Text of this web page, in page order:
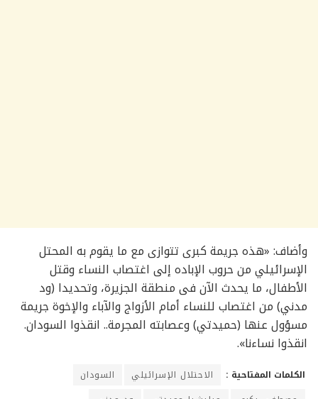
وأضاف: «هذه جريمة كبرى تتوازى مع ما يقوم به المحتل
الإسرائيلي من حروب الإباده إلى اغتصاب النساء وقتل
الأطفال، ما يحدث الآن فى منطقة الجزيرة، وتحديدا (ود
مدني) من اغتصاب للنساء أمام الأزواج والآباء والإخوة جريمة
مسؤول عنها (حميدتي) وعصابته المجرمة.. انقذوا السودان.
انقذوا نساءنا».
الكلمات المفتاحية : الاحتلال الإسرائيلي
السودان